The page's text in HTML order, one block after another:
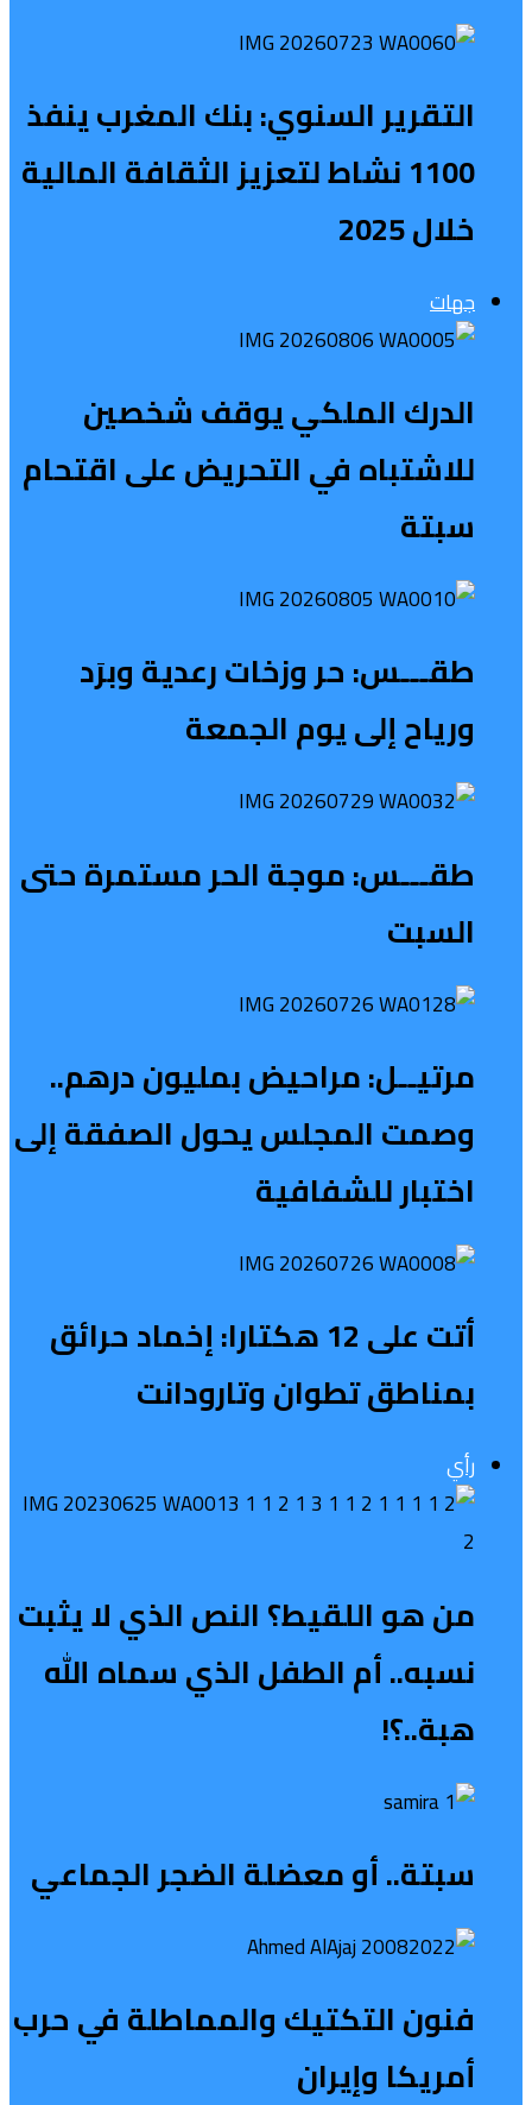
التقرير السنوي: بنك المغرب ينفذ
1100 نشاط لتعزيز الثقافة المالية
خلال 2025
جهات
الدرك الملكي يوقف شخصين
للاشتباه في التحريض على اقتحام
سبتة
طقـــس: حر وزخات رعدية وبرَد
ورياح إلى يوم الجمعة
طقـــس: موجة الحر مستمرة حتى
السبت
مرتيــل: مراحيض بمليون درهم..
وصمت المجلس يحول الصفقة إلى
اختبار للشفافية
أتت على 12 هكتارا: إخماد حرائق
بمناطق تطوان وتارودانت
رأي
من هو اللقيط؟ النص الذي لا يثبت
نسبه.. أم الطفل الذي سماه الله
هبة..؟!
سبتة.. أو معضلة الضجر الجماعي
فنون التكتيك والمماطلة في حرب
أمريكا وإيران